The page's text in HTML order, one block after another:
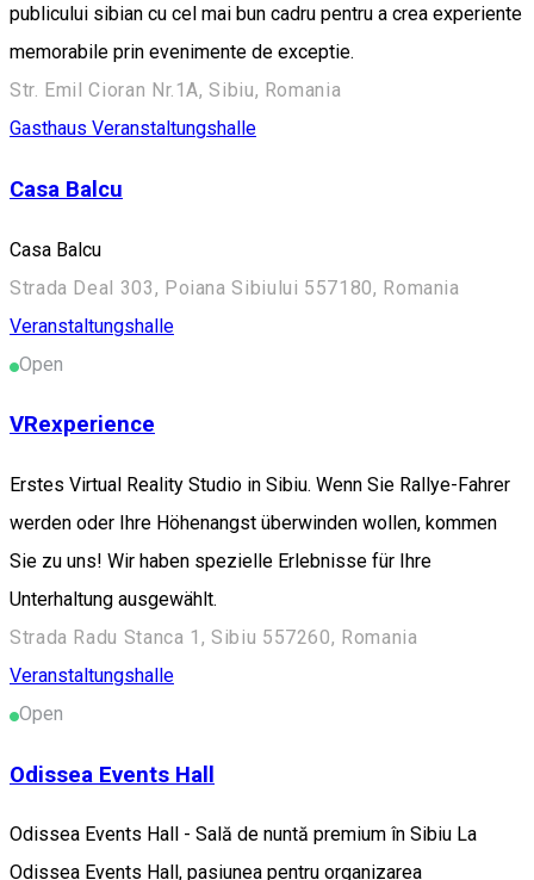
publicului sibian cu cel mai bun cadru pentru a crea experiente
memorabile prin evenimente de exceptie.
Str. Emil Cioran Nr.1A, Sibiu, Romania
Gasthaus Veranstaltungshalle
Casa Balcu
Casa Balcu
Strada Deal 303, Poiana Sibiului 557180, Romania
Veranstaltungshalle
Open
VRexperience
Erstes Virtual Reality Studio in Sibiu. Wenn Sie Rallye-Fahrer
werden oder Ihre Höhenangst überwinden wollen, kommen
Sie zu uns! Wir haben spezielle Erlebnisse für Ihre
Unterhaltung ausgewählt.
Strada Radu Stanca 1, Sibiu 557260, Romania
Veranstaltungshalle
Open
Odissea Events Hall
Odissea Events Hall - Sală de nuntă premium în Sibiu La
Odissea Events Hall, pasiunea pentru organizarea